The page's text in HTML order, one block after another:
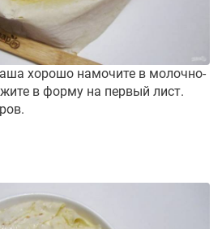
хорошо намочите в молочно-
в форму на первый лист.